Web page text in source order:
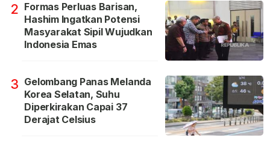
2 Formas Perluas Barisan,
Hashim Ingatkan Potensi
Masyarakat Sipil Wujudkan
Indonesia Emas
3 Gelombang Panas Melanda
Korea Selatan, Suhu
Diperkirakan Capai 37
Derajat Celsius